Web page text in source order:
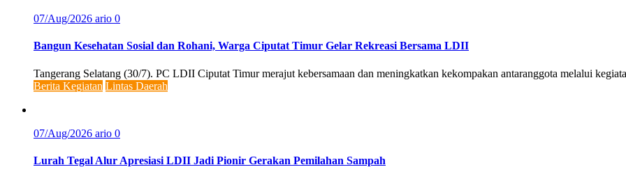
07/Aug/2026 ario 0
Bangun Kesehatan Sosial dan Rohani, Warga Ciputat Timur Gelar Rekreasi Bersama LDII
Tangerang Selatang (30/7). PC LDII Ciputat Timur merajut kebersamaan dan meningkatkan kekompakan antaranggota melalui
Berita Kegiatan Lintas Daerah
07/Aug/2026 ario 0
Lurah Tegal Alur Apresiasi LDII Jadi Pionir Gerakan Pemilahan Sampah